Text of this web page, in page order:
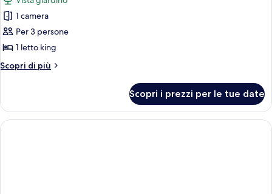
le
foto
per
Doppia
Elite
1 camera
Per 3 persone
1 letto king
Scopri di più
Altri
Elite
Scopri i prezzi per le tue date